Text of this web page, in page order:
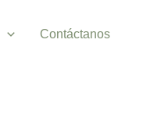
Contáctanos